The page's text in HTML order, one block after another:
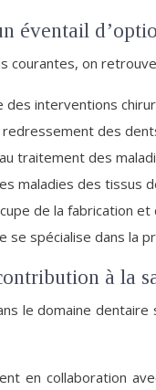
éventail
courantes, on
des interventions
redressement des
traitement des
maladies des tissus
de la fabrication
se spécialise dans la
à la
le domaine
en collaboration